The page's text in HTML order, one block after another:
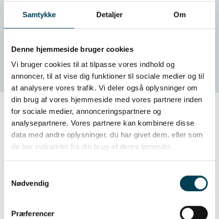
Samtykke Detaljer Om
Denne hjemmeside bruger cookies
Vi bruger cookies til at tilpasse vores indhold og
annoncer, til at vise dig funktioner til sociale medier og til
at analysere vores trafik. Vi deler også oplysninger om
din brug af vores hjemmeside med vores partnere inden
for sociale medier, annonceringspartnere og
analysepartnere. Vores partnere kan kombinere disse
data med andre oplysninger, du har givet dem, eller som
de har indsamlet fra din brug af deres tjenester.
Nødvendig
Præferencer
Byrne, Director General de la unidad de negocio
Herramientas genéticas y
genómicas de vanguardia para
una mayor precisión en los
valores e índices de cría
Utilizamos algoritmos genéticos a partir de una